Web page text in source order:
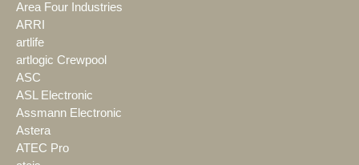
Area Four Industries
ARRI
artlife
artlogic Crewpool
ASC
ASL Electronic
Assmann Electronic
Astera
ATEC Pro